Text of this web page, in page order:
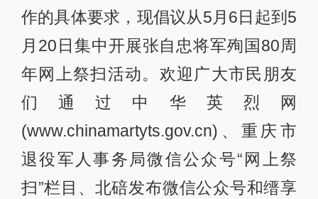
作的具体要求，现倡议从5月6日起到5
月20日集中开展张自忠将军殉国80周
年网上祭扫活动。欢迎广大市民朋友
们通过中华英烈网
(www.chinamartyts.gov.cn)、重庆市
退役军人事务局微信公众号“网上祭
扫”栏目、北碚发布微信公众号和缙享